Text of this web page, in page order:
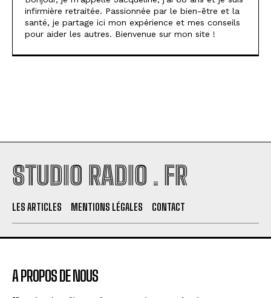
infirmière retraitée. Passionnée par le bien-être et la
santé, je partage ici mon expérience et mes conseils
pour aider les autres. Bienvenue sur mon site !
STUDIO RADIO . FR
LES ARTICLES MENTIONS LÉGALES CONTACT
A PROPOS DE NOUS